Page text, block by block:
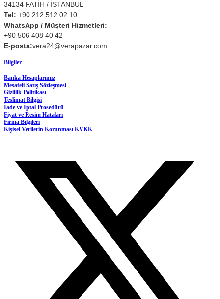
34134 FATİH / İSTANBUL
Tel: +90 212 512 02 10
WhatsApp / Müşteri Hizmetleri:
+90 506 408 40 42
E-posta:vera24@verapazar.com
Bilgiler
Banka Hesaplarımız
Mesafeli Satış Sözleşmesi
Gizlilik Politikası
Teslimat Bilgisi
İade ve İptal Prosedürü
Fiyat ve Resim Hataları
Firma Bilgileri
Kişisel Verilerin Korunması KVKK